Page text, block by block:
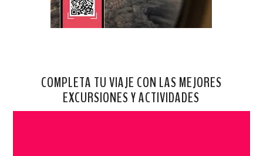
COMPLETA TU VIAJE CON LAS MEJORES
EXCURSIONES Y ACTIVIDADES